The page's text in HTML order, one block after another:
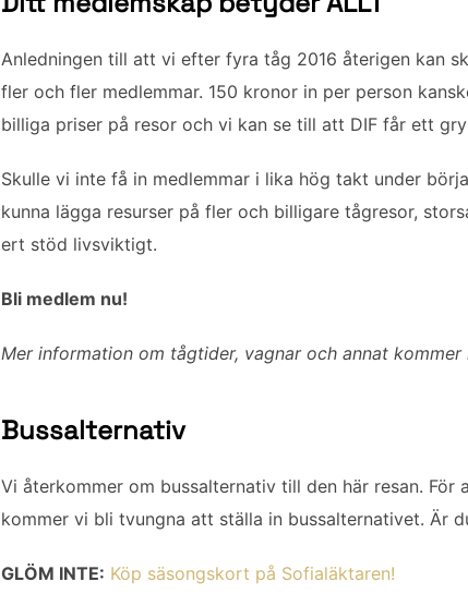
Anledningen till att vi efter fyra tåg 2016 återigen kan
fler och fler medlemmar. 150 kronor in per person
billiga priser på resor och vi kan se till att DIF får ett
Skulle vi inte få in medlemmar i lika hög takt under
kunna lägga resurser på fler och billigare tågresor,
ert stöd livsviktigt.
Bli medlem nu!
Mer information om tågtider, vagnar och annat kommer
Bussalternativ
Vi återkommer om bussalternativ till den här resan.
kommer vi bli tvungna att ställa in bussalternativet. Är
GLÖM INTE: Köp säsongskort på Sofialäktaren!